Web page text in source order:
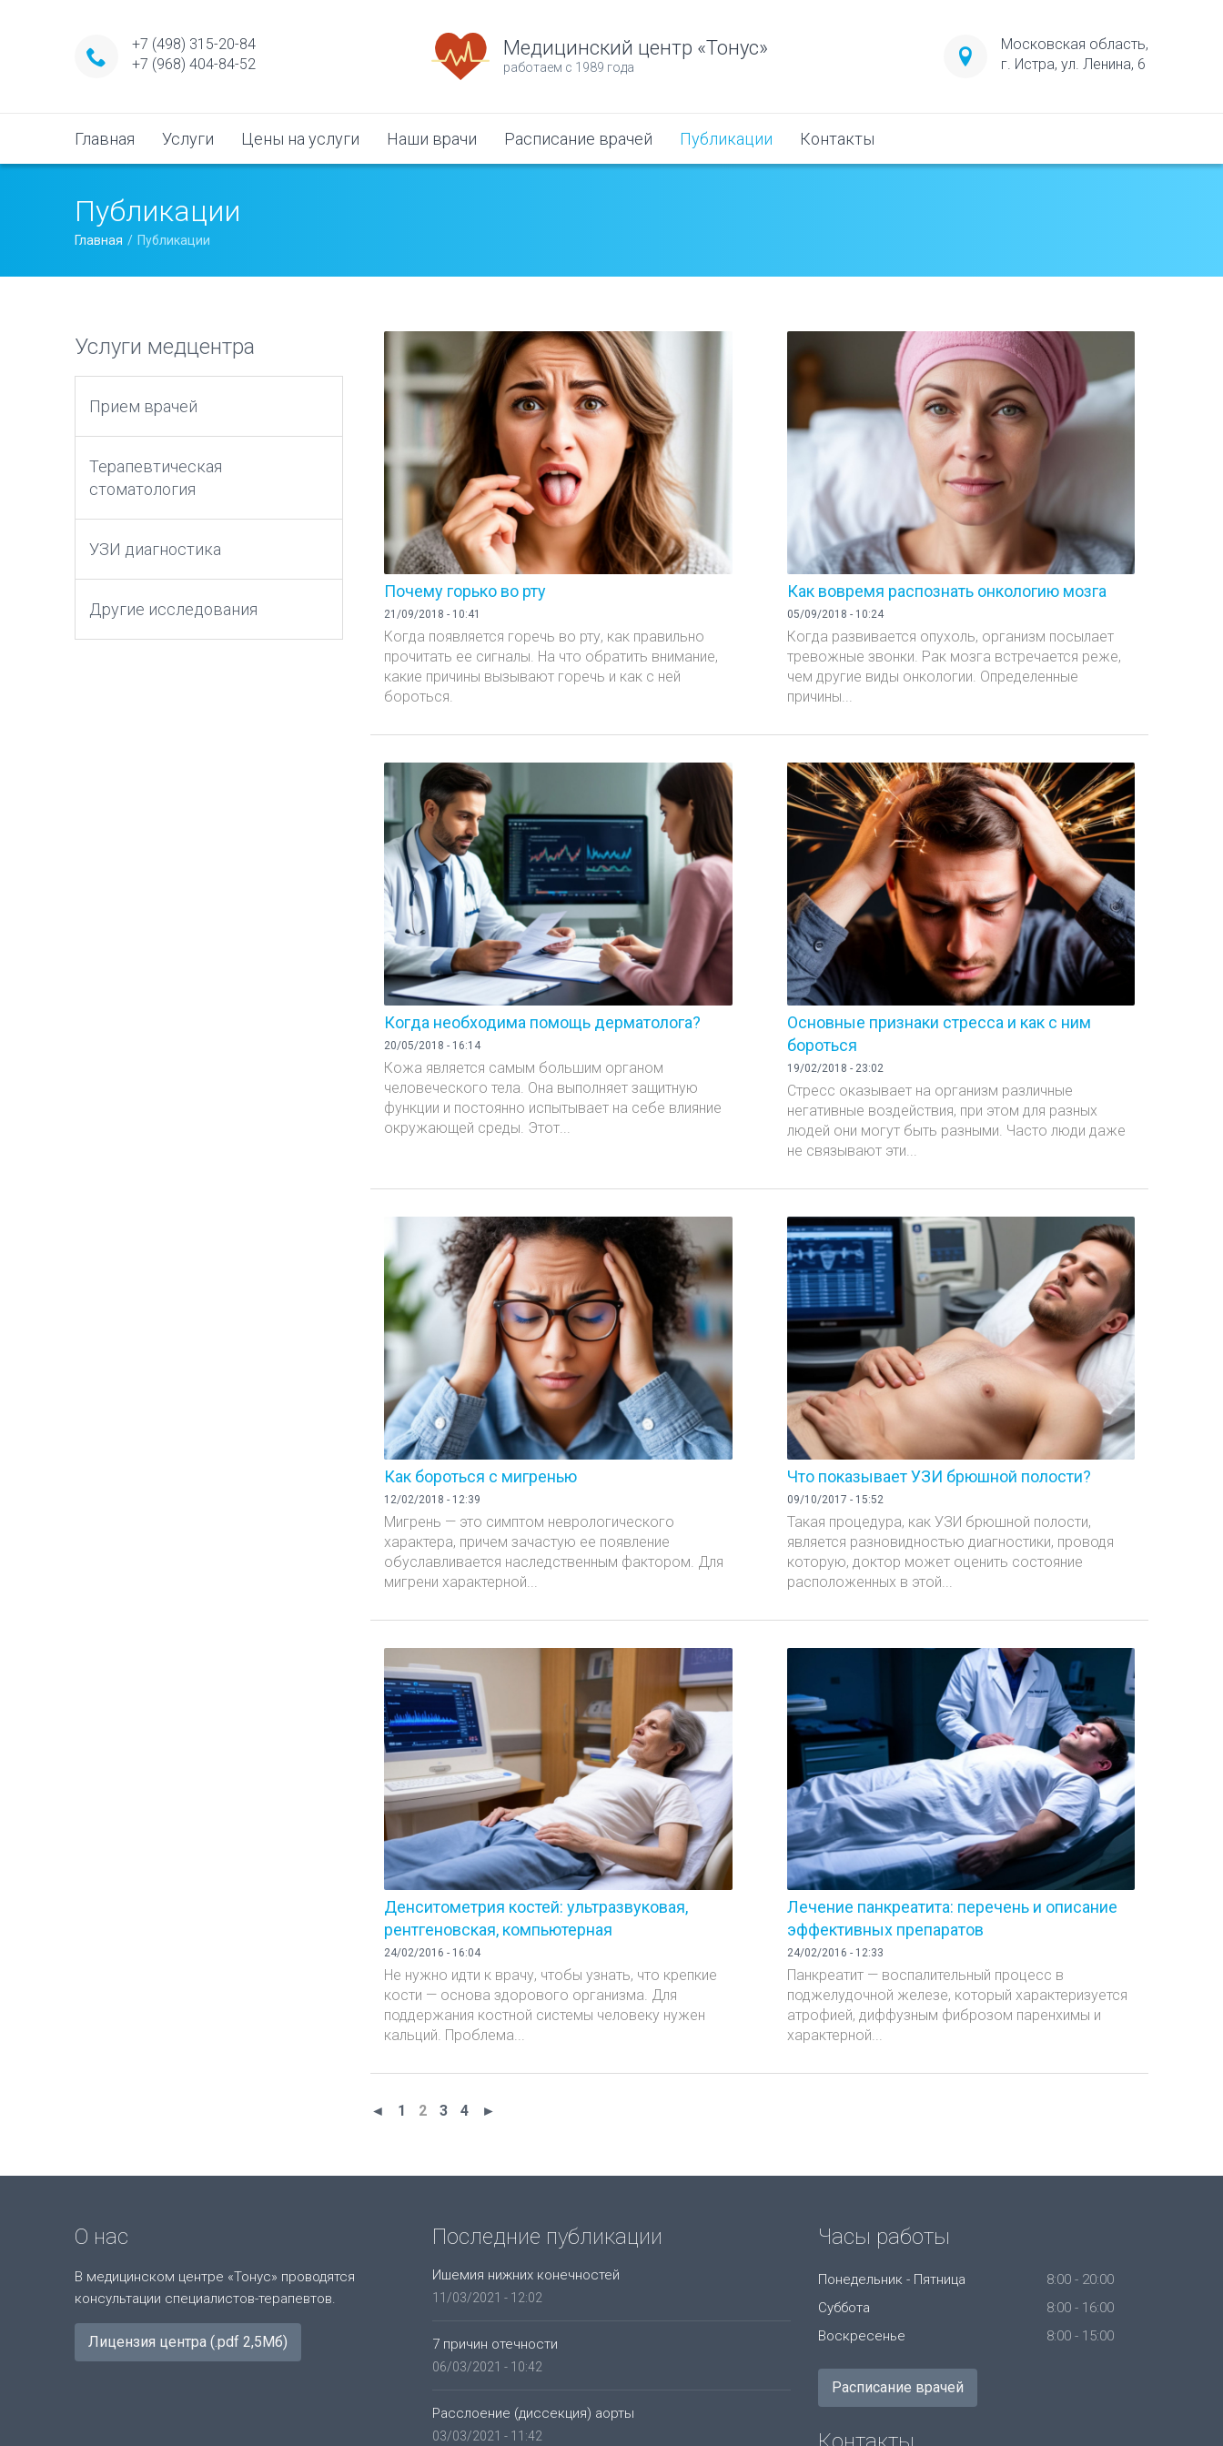
+7 (498) 315-20-84
+7 (968) 404-84-52
Медицинский центр «Тонус»
работаем с 1989 года
Московская область,
г. Истра, ул. Ленина, 6
Главная Услуги Цены на услуги Наши врачи Расписание врачей Публикации Контакты
Публикации
Главная Публикации
Почему горько во рту
21/09/2018 - 10:41
Когда появляется горечь во рту, как правильно
прочитать ее сигналы. На что обратить внимание,
какие причины вызывают горечь и как с ней
бороться.
Как вовремя распознать онкологию мозга
05/09/2018 - 10:24
Когда развивается опухоль, организм посылает
тревожные звонки. Рак мозга встречается реже,
чем другие виды онкологии. Определенные
причины...
Когда необходима помощь дерматолога?
20/05/2018 - 16:14
Кожа является самым большим органом
человеческого тела. Она выполняет защитную
функции и постоянно испытывает на себе влияние
окружающей среды. Этот...
Основные признаки стресса и как с ним
бороться
19/02/2018 - 23:02
Стресс оказывает на организм различные
негативные воздействия, при этом для разных
людей они могут быть разными. Часто люди даже
не связывают эти...
Как бороться с мигренью
12/02/2018 - 12:39
Мигрень — это симптом неврологического
характера, причем зачастую ее появление
обуславливается наследственным фактором. Для
мигрени характерной...
Что показывает УЗИ брюшной полости?
09/10/2017 - 15:52
Такая процедура, как УЗИ брюшной полости,
является разновидностью диагностики, проводя
которую, доктор может оценить состояние
расположенных в этой...
Денситометрия костей: ультразвуковая,
рентгеновская, компьютерная
24/02/2016 - 16:04
Не нужно идти к врачу, чтобы узнать, что крепкие
кости — основа здорового организма. Для
поддержания костной системы человеку нужен
кальций. Проблема...
Лечение панкреатита: перечень и описание
эффективных препаратов
24/02/2016 - 12:33
Панкреатит — воспалительный процесс в
поджелудочной железе, который характеризуется
атрофией, диффузным фиброзом паренхимы и
характерной...
◄ 1 2 3 4 ►
Услуги медцентра
Прием врачей
Терапевтическая
стоматология
УЗИ диагностика
Другие исследования
О нас
В медицинском центре «Тонус» проводятся
консультации специалистов-терапевтов.
Лицензия центра (.pdf 2,5Мб)
Последние публикации
Ишемия нижних конечностей
11/03/2021 - 12:02
7 причин отечности
06/03/2021 - 10:42
Расслоение (диссекция) аорты
03/03/2021 - 11:42
Часы работы
Понедельник - Пятница
8:00 - 20:00
Суббота
8:00 - 16:00
Воскресенье
8:00 - 15:00
Расписание врачей